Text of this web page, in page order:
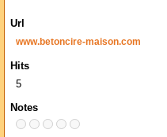
Url
www.betoncire-maison.com
Hits
5
Notes